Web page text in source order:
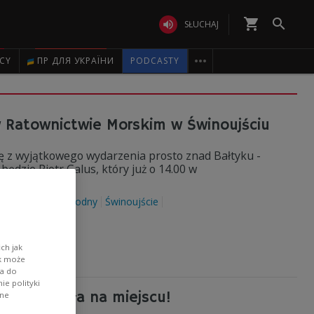
 SŁUCHAJ shopping_cart 
ПР ДЛЯ УКРАЇНИ PODCASTY 
Morskim w Świnoujściu
wyjątkowego wydarzenia prosto znad Bałtyku -
Piotr Galus, który już o 14.00 w
ratownik wodny Świnoujście
była na miejscu!
jak
może
do
polityki